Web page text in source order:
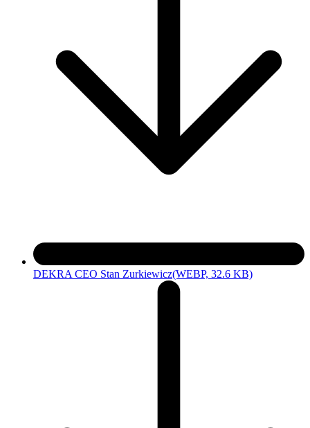
DEKRA CEO Stan Zurkiewicz(WEBP, 32.6 KB)